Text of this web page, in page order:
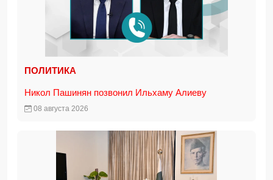
ПОЛИТИКА
Никол Пашинян позвонил Ильхаму Алиеву
08 августа 2026